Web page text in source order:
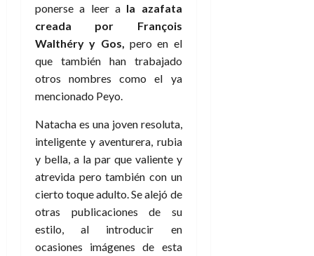
ponerse a leer ala azafata
creada por François
Walthéry y Gos,
pero en el
que también han trabajado
otros nombres como el ya
mencionado Peyo.
Natacha es una joven resoluta,
inteligente y aventurera, rubia
y bella, a la par que valiente y
atrevida pero también con un
cierto toque adulto. Se alejó de
otras publicaciones de su
estilo, al introducir en
ocasiones imágenes de esta